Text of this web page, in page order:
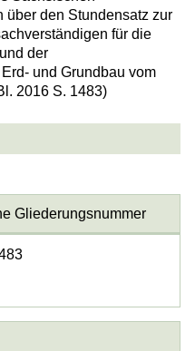
über den Stundensatz zur
für die
der
und Grundbau vom
2016 S. 1483)
Gliederungsnummer